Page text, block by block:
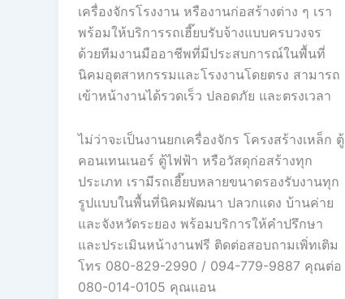
เครื่องจักรโรงงาน หรืองานก่อสร้างต่าง ๆ เรา
พร้อมให้บริการรถเฮี๊ยบรับจ้างแบบครบวงจร
ด้วยทีมงานมืออาชีพที่มีประสบการณ์ในพื้นที่
นิคมอุตสาหกรรมและโรงงานโดยตรง สามารถ
เข้าหน้างานได้รวดเร็ว ปลอดภัย และตรงเวลา
ไม่ว่าจะเป็นงานยกเครื่องจักร โครงสร้างเหล็ก ตู้
คอนเทนเนอร์ ตู้ไฟฟ้า หรือวัสดุก่อสร้างทุก
ประเภท เรามีรถเฮี๊ยบหลายขนาดรองรับงานทุก
รูปแบบในพื้นที่นิคมพัฒนา ปลวกแดง บ้านค่าย
และจังหวัดระยอง พร้อมบริการให้คำปรึกษา
และประเมินหน้างานฟรี ติดต่อสอบถามเพิ่ทเติม
โทร 080-829-2990 / 094-779-9887 คุณต่อ
080-014-0105 คุณเเอน